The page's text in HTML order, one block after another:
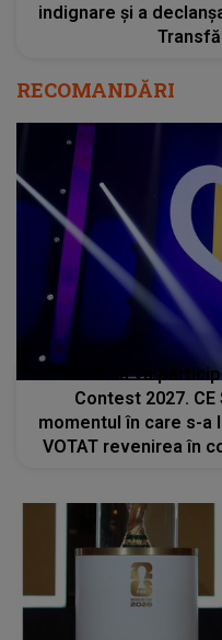
indignare și a
RECOMANDĂRI
România va
Contest 2027. CE
momentul în care s-a
VOTAT revenirea în